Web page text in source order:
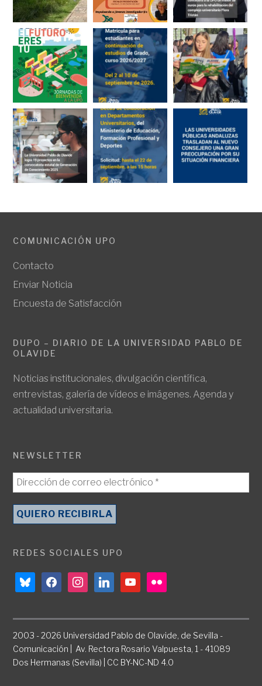
COMUNICACIÓN UPO
Contacto
Enviar Noticia
Encuesta de Satisfacción
DUPO – DIARIO DE LA UNIVERSIDAD PABLO DE
OLAVIDE
Noticias institucionales, divulgación científica,
entrevistas, galería de vídeos e imágenes. Agenda y
actualidad universitaria.
NEWSLETTER
REDES SOCIALES UPO
blueskyfacebookinstagramlinkedinyoutubeflickr
2003 - 2026 Universidad Pablo de Olavide, de Sevilla -
Comunicación | Av. Rectora Rosario Valpuesta, 1 - 41089
Dos Hermanas (Sevilla) | CC BY-NC-ND 4.0